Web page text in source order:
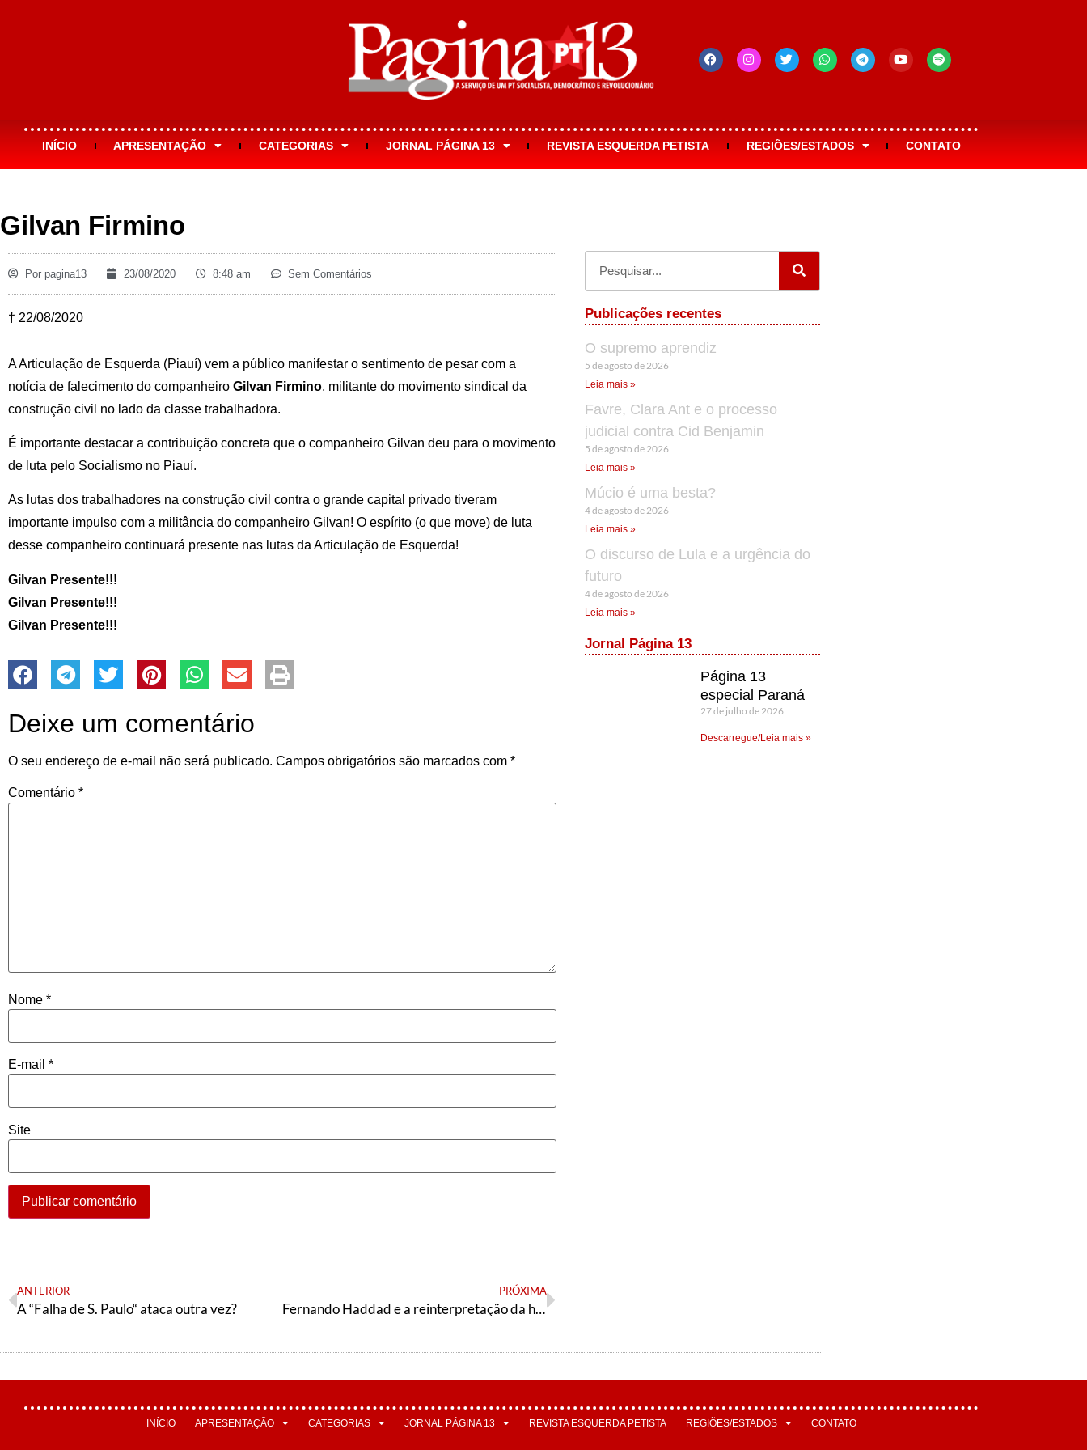
INÍCIO APRESENTAÇÃO CATEGORIAS JORNAL PÁGINA 13 REVISTA ESQUERDA PETISTA REGIÕES/ESTADOS CONTATO
Gilvan Firmino
Por pagina13 23/08/2020 8:48 am Sem Comentários
† 22/08/2020
A Articulação de Esquerda (Piauí) vem a público manifestar o sentimento de pesar com a
notícia de falecimento do companheiro Gilvan Firmino, militante do movimento sindical da
construção civil no lado da classe trabalhadora.
É importante destacar a contribuição concreta que o companheiro Gilvan deu para o movimento
de luta pelo Socialismo no Piauí.
As lutas dos trabalhadores na construção civil contra o grande capital privado tiveram
importante impulso com a militância do companheiro Gilvan! O espírito (o que move) de luta
desse companheiro continuará presente nas lutas da Articulação de Esquerda!
Gilvan Presente!!!
Gilvan Presente!!!
Gilvan Presente!!!
Deixe um comentário
O seu endereço de e-mail não será publicado. Campos obrigatórios são marcados com *
Comentário *
Nome *
E-mail *
Site
ANTERIOR
A “Falha de S. Paulo“ ataca outra vez?
PRÓXIMA
Fernando Haddad e a reinterpretação da história
Publicações recentes
O supremo aprendiz
5 de agosto de 2026
Leia mais »
Favre, Clara Ant e o processo
judicial contra Cid Benjamin
5 de agosto de 2026
Leia mais »
Múcio é uma besta?
4 de agosto de 2026
Leia mais »
O discurso de Lula e a urgência do
futuro
4 de agosto de 2026
Leia mais »
Jornal Página 13
Página 13
especial Paraná
27 de julho de 2026
Descarregue/Leia mais »
INÍCIO APRESENTAÇÃO CATEGORIAS JORNAL PÁGINA 13 REVISTA ESQUERDA PETISTA REGIÕES/ESTADOS CONTATO